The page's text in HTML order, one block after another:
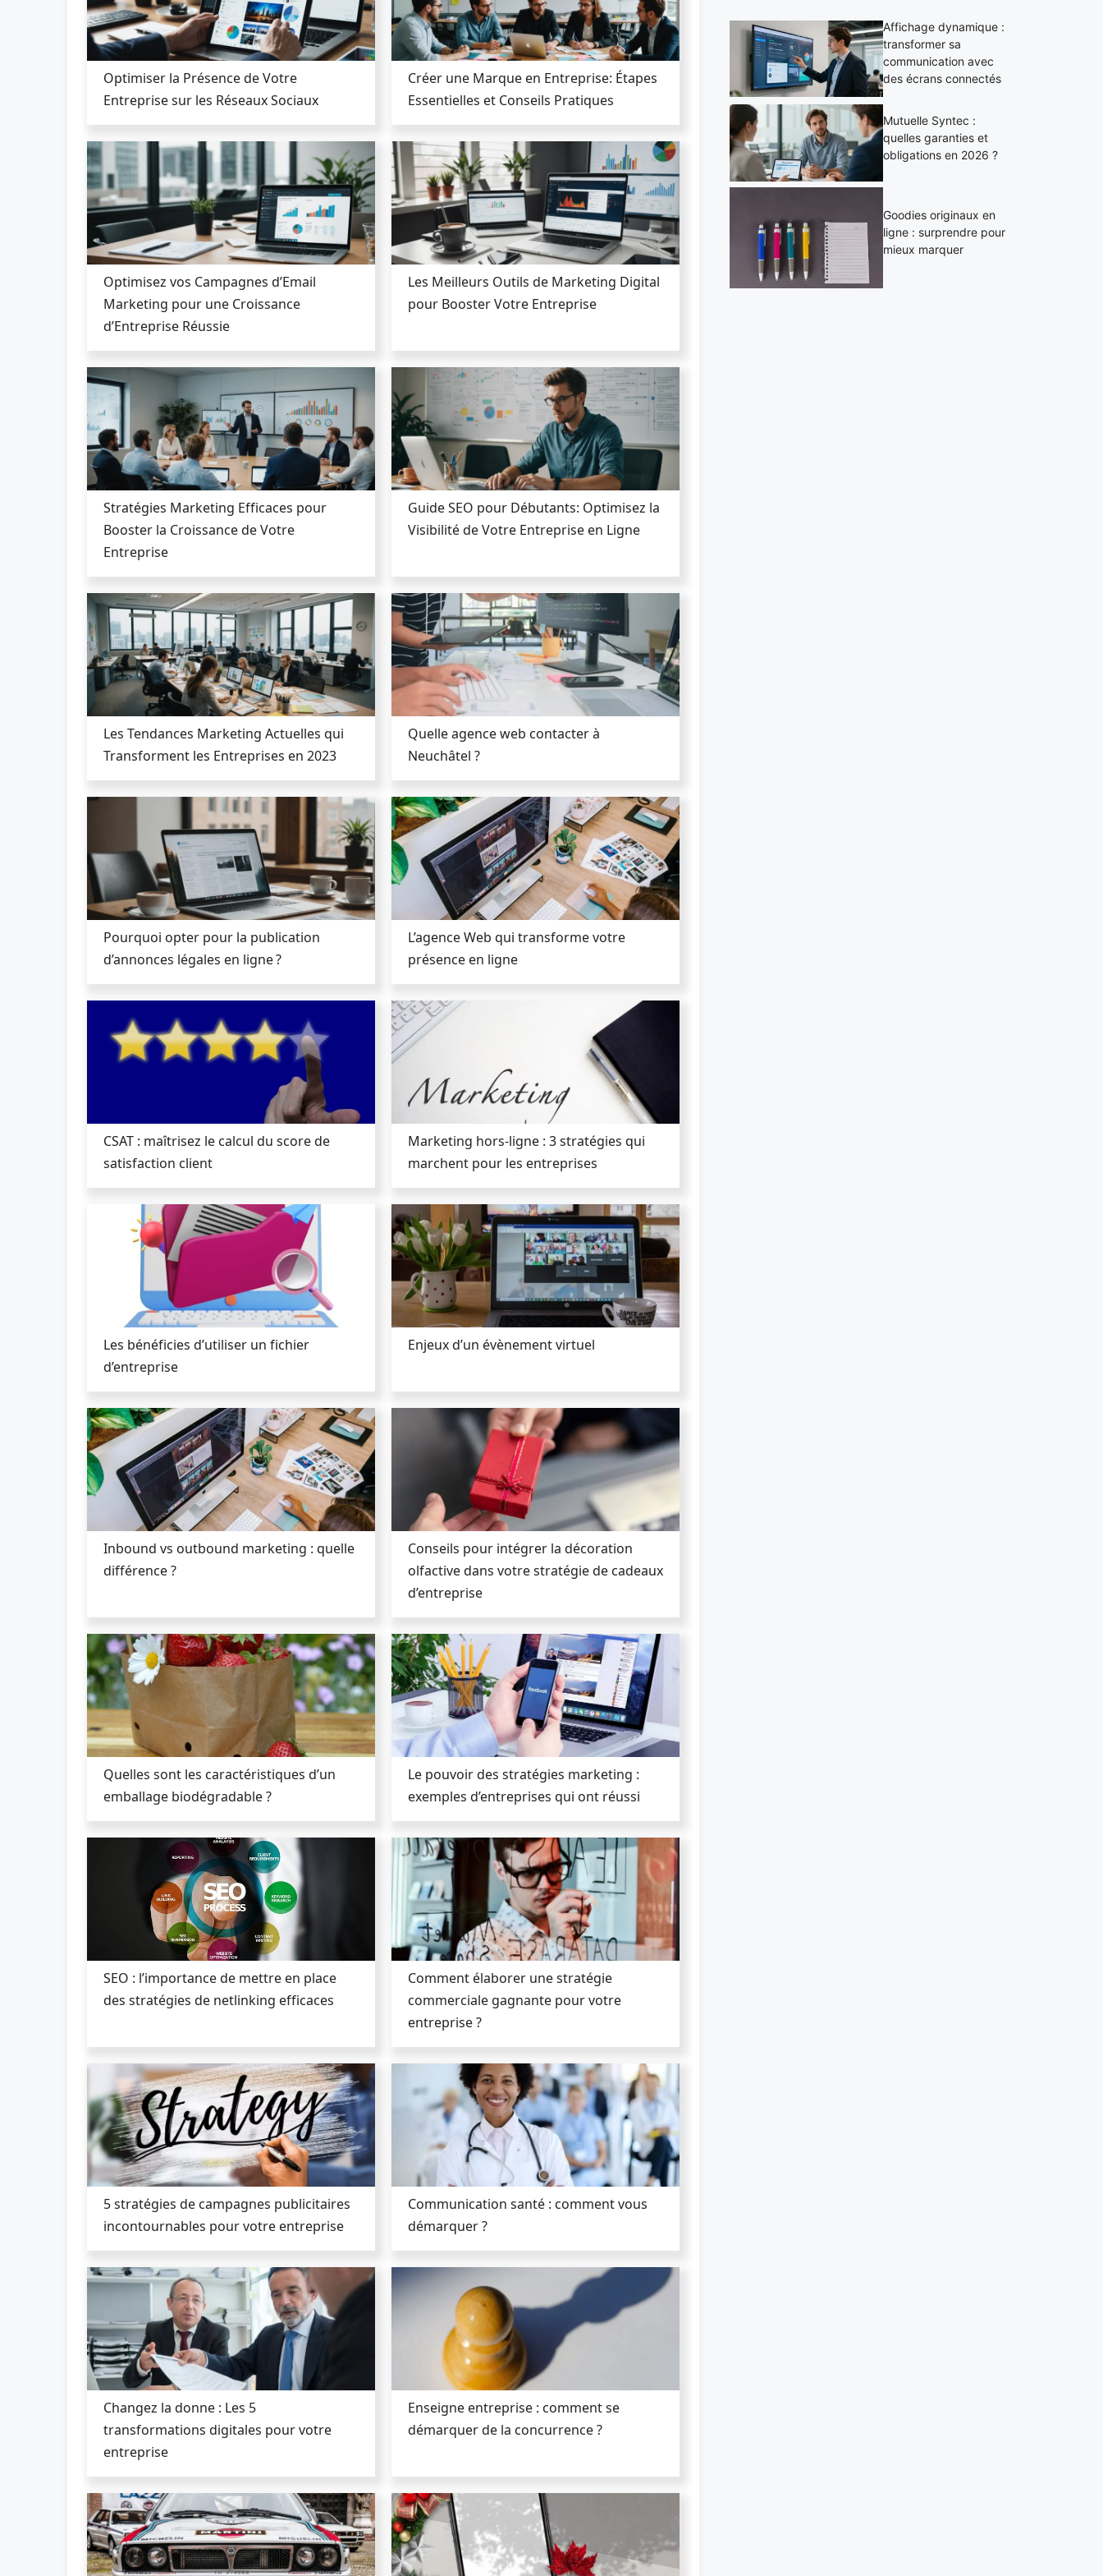
Optimiser la Présence de Votre
Entreprise sur les Réseaux Sociaux
Créer une Marque en Entreprise: Étapes
Essentielles et Conseils Pratiques
Optimisez vos Campagnes d’Email
Marketing pour une Croissance
d’Entreprise Réussie
Les Meilleurs Outils de Marketing Digital
pour Booster Votre Entreprise
Stratégies Marketing Efficaces pour
Booster la Croissance de Votre
Entreprise
Guide SEO pour Débutants: Optimisez la
Visibilité de Votre Entreprise en Ligne
Les Tendances Marketing Actuelles qui
Transforment les Entreprises en 2023
Quelle agence web contacter à
Neuchâtel ?
Pourquoi opter pour la publication
d’annonces légales en ligne ?
L’agence Web qui transforme votre
présence en ligne
CSAT : maîtrisez le calcul du score de
satisfaction client
Marketing hors-ligne : 3 stratégies qui
marchent pour les entreprises
Les bénéficies d’utiliser un fichier
d’entreprise
Enjeux d’un évènement virtuel
Inbound vs outbound marketing : quelle
différence ?
Conseils pour intégrer la décoration
olfactive dans votre stratégie de cadeaux
d’entreprise
Quelles sont les caractéristiques d’un
emballage biodégradable ?
Le pouvoir des stratégies marketing :
exemples d’entreprises qui ont réussi
SEO : l’importance de mettre en place
des stratégies de netlinking efficaces
Comment élaborer une stratégie
commerciale gagnante pour votre
entreprise ?
5 stratégies de campagnes publicitaires
incontournables pour votre entreprise
Communication santé : comment vous
démarquer ?
Changez la donne : Les 5
transformations digitales pour votre
entreprise
Enseigne entreprise : comment se
démarquer de la concurrence ?
Affichage dynamique :
transformer sa
communication avec
des écrans connectés
Mutuelle Syntec :
quelles garanties et
obligations en 2026 ?
Goodies originaux en
ligne : surprendre pour
mieux marquer